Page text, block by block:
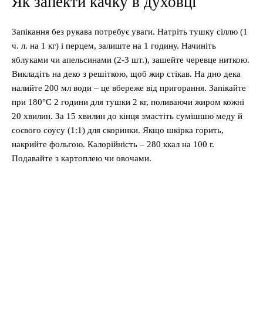
Запікання без рукава потребує уваги. Натріть тушку сіллю (1
ч. л. на 1 кг) і перцем, залиште на 1 годину. Начиніть
яблуками чи апельсинами (2-3 шт.), зашейте черевце ниткою.
Викладіть на деко з решіткою, щоб жир стікав. На дно дека
налийте 200 мл води – це вбереже від пригорання. Запікайте
при 180°C 2 години для тушки 2 кг, поливаючи жиром кожні
20 хвилин. За 15 хвилин до кінця змастіть сумішшю меду й
соєвого соусу (1:1) для скоринки. Якщо шкірка горить,
накрийте фольгою. Калорійність – 280 ккал на 100 г.
Подавайте з картоплею чи овочами.